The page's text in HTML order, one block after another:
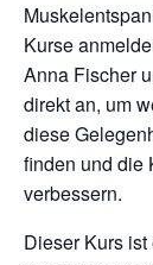
Kurse
Anna Fischer
direkt an, um
diese
finden und die
verbessern.
Dieser Kurs